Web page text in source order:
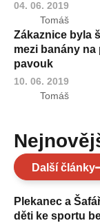
04. 06. 2019
Tomáš
Zákaznice byla
mezi banány
pavouk
10. 06. 2019
Tomáš
Další články
Plekanec a
děti ke sportu